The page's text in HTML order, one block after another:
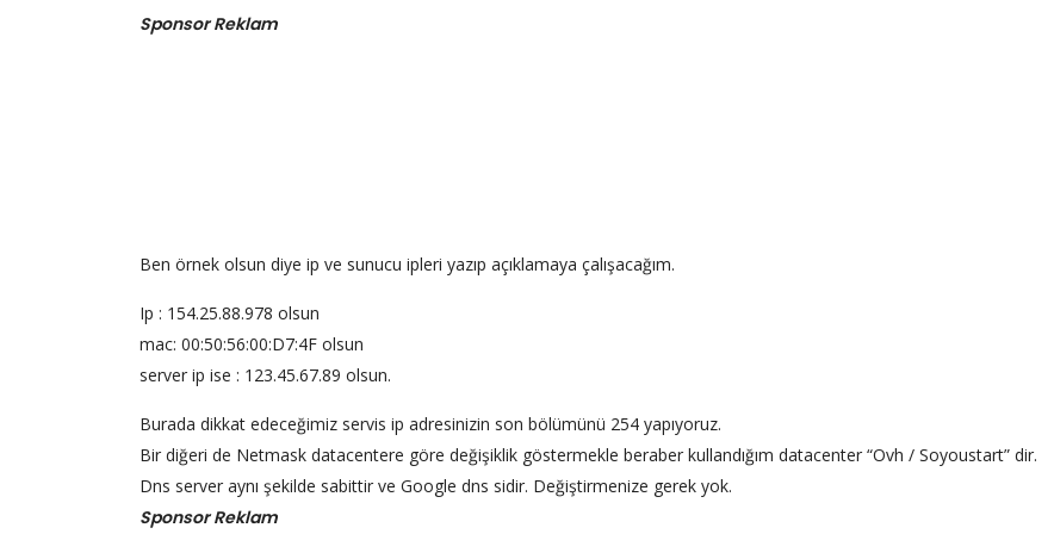
Sponsor Reklam
Ben örnek olsun diye ip ve sunucu ipleri yazıp açıklamaya çalışacağım.
Ip : 154.25.88.978 olsun
mac: 00:50:56:00:D7:4F olsun
server ip ise : 123.45.67.89 olsun.
Burada dikkat edeceğimiz servis ip adresinizin son bölümünü 254 yapıyoruz.
Bir diğeri de Netmask datacentere göre değişiklik göstermekle beraber kullandığım datacenter “Ovh / Soyoustart” dir.
Dns server aynı şekilde sabittir ve Google dns sidir. Değiştirmenize gerek yok.
Sponsor Reklam